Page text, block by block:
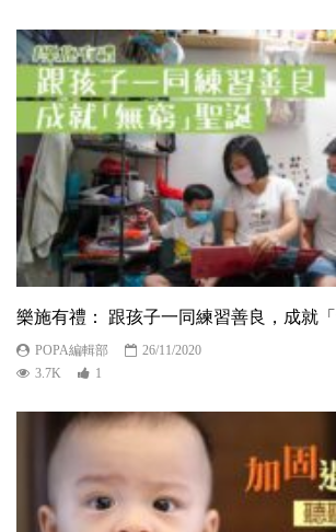
樂施有禮： 跟孩子一同練習善良，成就
POPA編輯部
26/11/2020
3.7K
1